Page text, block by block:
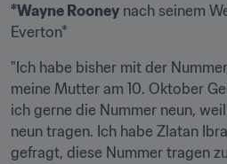
*Wayne Rooney nach seinem
Everton*
"Ich habe bisher mit der
meine Mutter am 10. Oktober
ich gerne die Nummer neun,
neun tragen. Ich habe Zlatan
gefragt, diese Nummer tragen